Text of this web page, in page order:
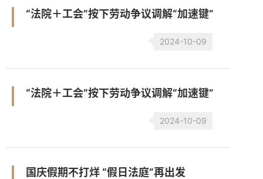
“法院＋工会”按下劳动争议调解“加速键”
2024-10-09
“法院＋工会”按下劳动争议调解“加速键”
2024-10-09
国庆假期不打烊 “假日法庭”再出发